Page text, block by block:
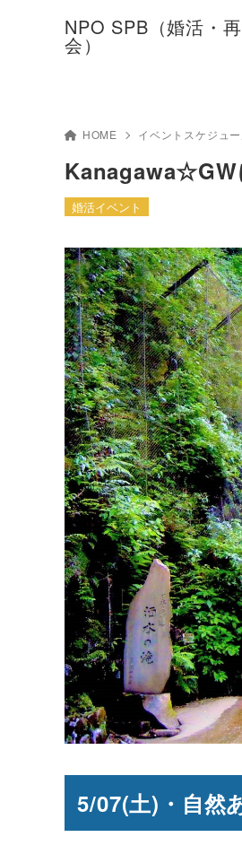
NPO SPB（婚活・
会）
HOME イベントスケジュ
Kanagawa☆GW
婚活イベント
5/07(土)・自然